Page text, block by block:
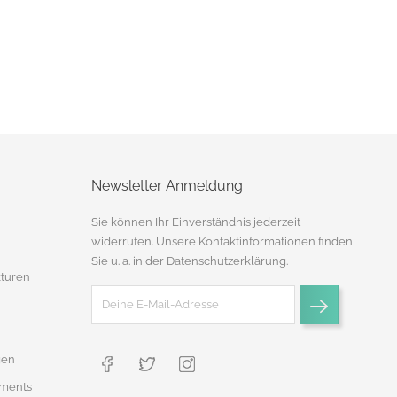
Newsletter Anmeldung
Sie können Ihr Einverständnis jederzeit
widerrufen. Unsere Kontaktinformationen finden
Sie u. a. in der Datenschutzerklärung.